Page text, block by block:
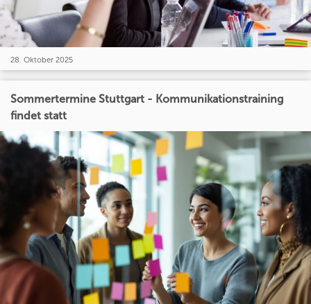
28. Oktober 2025
Sommertermine Stuttgart - Kommunikationstraining
findet statt